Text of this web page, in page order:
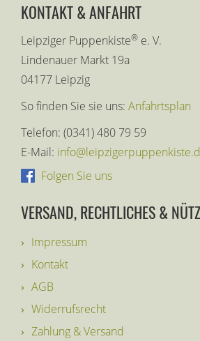
KONTAKT & ANFAHRT
Leipziger Puppenkiste® e. V.
Lindenauer Markt 19a
04177 Leipzig
So finden Sie sie uns: Anfahrtsplan
Telefon: (0341) 480 79 59
E-Mail:
Folgen Sie uns
VERSAND, RECHTLICHES &
Impressum
Kontakt
AGB
Widerrufsrecht
Zahlung & Versand